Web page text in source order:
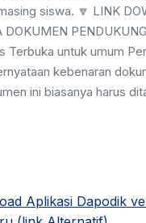
siswa. 🔽 LINK
DOKUMEN
Terbuka untuk umum
kebenaran
ini biasanya harus